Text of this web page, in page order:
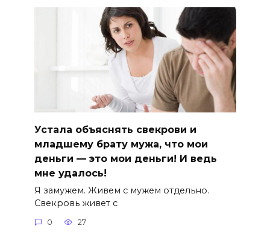
Устала объяснять свекрови и
младшему брату мужа, что мои
деньги — это мои деньги! И ведь
мне удалось!
Я замужем. Живем с мужем отдельно.
Свекровь живет с
0 27